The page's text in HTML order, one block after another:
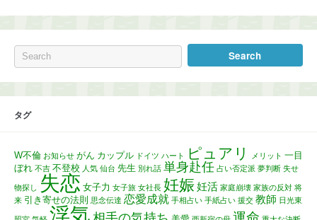
タグ
W不倫 お知らせ がん カップル ドイツ ハート ピュアリ メリット 一目
ぼれ 不吉 不登校 人気 仙台 先生 別れ話 単身赴任 占い否定派 夢判断 失せ
物探し 失恋 女子力 女子旅 女社長 妊娠妊活 家庭崩壊 家族の反対 将
来 引き寄せの法則 思念伝達 恋愛成就 手相占い 手紙占い 援交 教師 日光東
浮気